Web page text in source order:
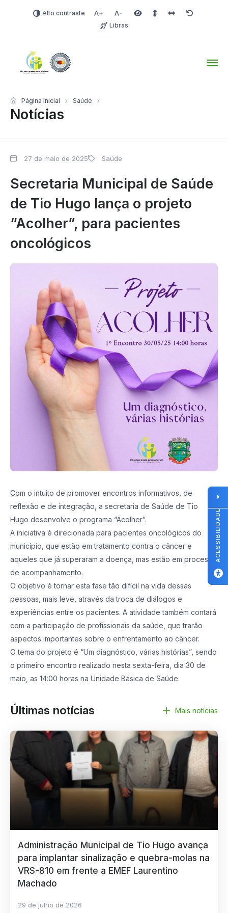
Alto contraste Aumentar fonte
Diminuir fonteÁrea selecionada
Espaçamento de linha
Espaço dos
Redefinir
Libras
Notícias
Página Inicial Saúde
27 de maio de 2025 Saúde
Secretaria Municipal de Saúde
de Tio Hugo lança o projeto
“Acolher”, para pacientes
oncológicos
Com o intuito de promover encontros informativos, de
reflexão e de integração, a secretaria de Saúde de Tio
Hugo desenvolve o programa “Acolher”.
A iniciativa é direcionada para pacientes oncológicos do
município, que estão em tratamento contra o câncer e
aqueles que já superaram a doença, mas estão em processo
de acompanhamento.
O objetivo é tornar esta fase tão difícil na vida dessas
pessoas, mais leve, através da troca de diálogos e
experiências entre os pacientes. A atividade também contará
com a participação de profissionais da saúde, que trarão
aspectos importantes sobre o enfrentamento ao câncer.
O tema do projeto é “Um diagnóstico, várias histórias”, sendo
o primeiro encontro realizado nesta sexta-feira, dia 30 de
maio, as 14:00 horas na Unidade Básica de Saúde.
Últimas notícias Mais notícias
Administração Municipal de Tio Hugo avança
para implantar sinalização e quebra-molas na
VRS-810 em frente a EMEF Laurentino
Machado
29 de julho de 2026
ACESSIBILIDADE